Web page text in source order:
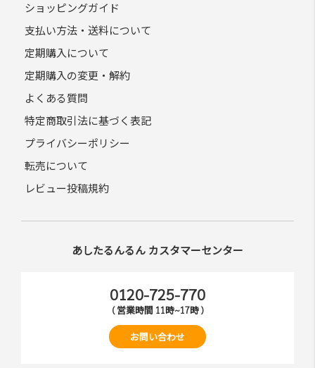
ショッピングガイド
支払い方法・送料について
定期購入について
定期購入の変更・解約
よくある質問
特定商取引法に基づく表記
プライバシーポリシー
転売について
レビュー投稿規約
あしたるんるん カスタマーセンター
0120-725-770
( 営業時間 11時~17時 )
お問い合わせ